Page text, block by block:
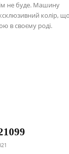
не буде. Машину
колір,
в своєму роді.